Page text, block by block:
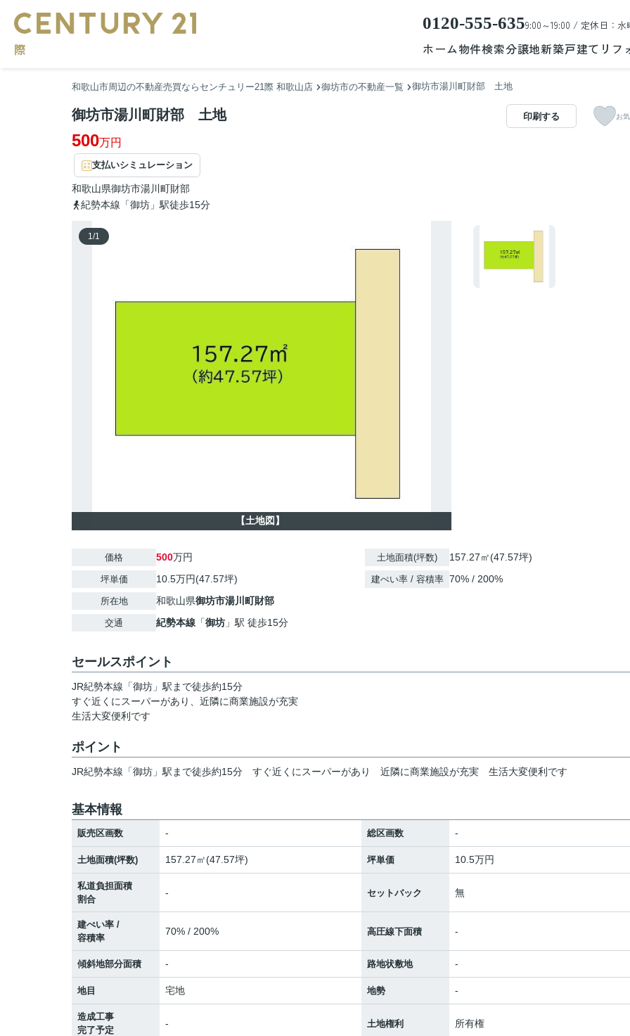
0120-555-6359:00～19:00 / 定休日：水
ホーム物件検索分譲地新築戸建て リフ
和歌山市周辺の不動産売買ならセンチュリー21際 和歌山店 御坊市の不動産一覧 御坊市湯川町財部 土地
御坊市湯川町財部 土地
500万円
支払いシミュレーション
和歌山県御坊市湯川町財部
紀勢本線「御坊」駅徒歩15分
印刷する お
1/1
【土地図】
価格 500万円
坪単価 10.5万円(47.57坪)
所在地 和歌山県御坊市湯川町財部
交通 紀勢本線 「御坊 」駅 徒歩15分
土地面積(坪数) 157.27㎡(47.57坪)
建ぺい率 / 容積率 70% / 200%
セールスポイント
JR紀勢本線「御坊」駅まで徒歩約15分
すぐ近くにスーパーがあり、近隣に商業施設が充実
生活大変便利です
ポイント
JR紀勢本線「御坊」駅まで徒歩約15分 すぐ近くにスーパーがあり 近隣に商業施設が充実 生活大変便利です
基本情報
販売区画数 - 総区画数 -
土地面積(坪数) 157.27㎡(47.57坪) 坪単価 10.5万円
私道負担面積
割合
- セットバック 無
建ぺい率 /
容積率
70% / 200% 高圧線下面積 -
傾斜地部分面積 - 路地状敷地 -
地目 宅地 地勢 -
造成工事
完了予定
- 土地権利 所有権